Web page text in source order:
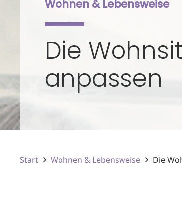
Wohnen & Lebensweise
Die
anpassen
Start Wohnen & Lebensweise Die